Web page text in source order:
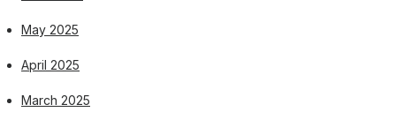
May 2025
April 2025
March 2025